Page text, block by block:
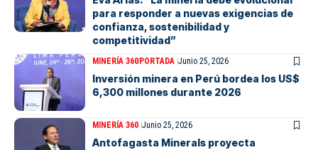
para responder a nuevas exigencias de
confianza, sostenibilidad y
competitividad”
MINERÍA 360PORTADA Junio 25, 2026
Inversión minera en Perú bordea los US$
6,300 millones durante 2026
MINERÍA 360 Junio 25, 2026
Antofagasta Minerals proyecta